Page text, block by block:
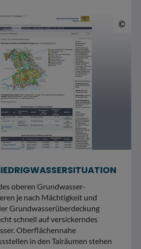
©
oberen Grundwasser-
je nach Mächtigkeit und
Grundwasserüberdeckung
schnell auf versickerndes
Oberflächennahe
in den Talräumen stehen